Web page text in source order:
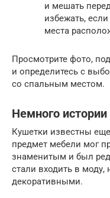
и мешать
избежать,
места
Просмотрите фото,
и определитесь с
со спальным местом.
Немного истории
Кушетки известны
предмет мебели мог
знаменитым и был
стали входить в
декоративными.